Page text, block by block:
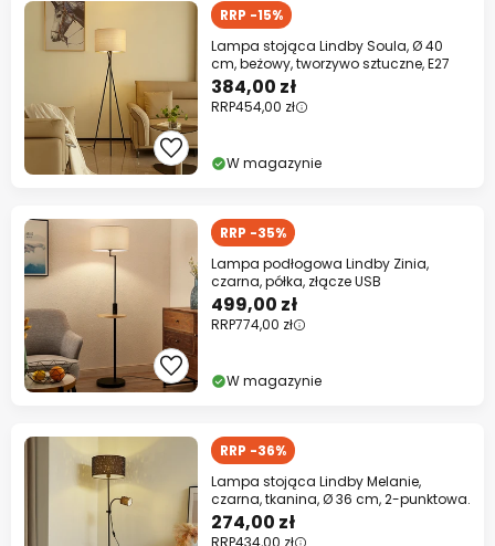
RRP -15%
Lampa stojąca Lindby Soula, Ø 40
cm, beżowy, tworzywo sztuczne, E27
384,00 zł
RRP454,00 zł
W magazynie
RRP -35%
Lampa podłogowa Lindby Zinia,
czarna, półka, złącze USB
499,00 zł
RRP774,00 zł
W magazynie
RRP -36%
Lampa stojąca Lindby Melanie,
czarna, tkanina, Ø 36 cm, 2-punktowa.
274,00 zł
RRP434,00 zł